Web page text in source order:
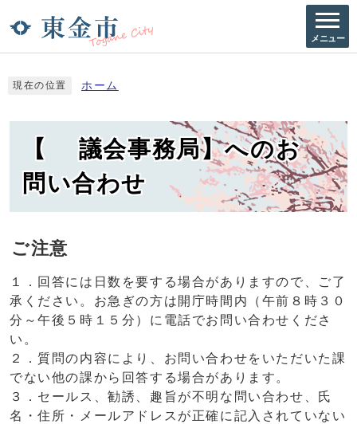
メニュー
現在の位置 ホーム
【 議会事務局】へのお
問い合わせ
ご注意
１．回答には日数を要する場合がありますので、ご了
承ください。お急ぎの方は開庁時間内（午前８時３０
分～午後５時１５分）に電話でお問い合わせくださ
い。
２．質問の内容により、お問い合わせをいただいた課
でない他の課から回答する場合があります。
３．セールス、勧誘、趣旨が不明な問い合わせ、氏
名・住所・メールアドレスが正確に記入されていない